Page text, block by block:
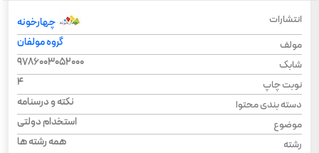
انتشارات
چهارخونه
مولف
گروه مولفان
شابک
9786003052000
نوبت چاپ
4
دسته بندی محتوا
نکته و درسنامه
موضوع
استخدام دولتی
رشته
همه رشته ها